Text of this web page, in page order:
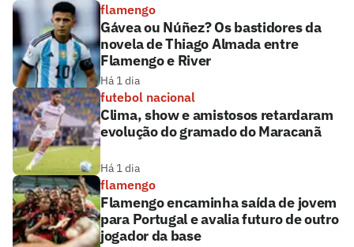
flamengo
Gávea ou Núñez? Os bastidores da
novela de Thiago Almada entre
Flamengo e River
Há 1 dia
futebol nacional
Clima, show e amistosos retardaram
evolução do gramado do Maracanã
Há 1 dia
flamengo
Flamengo encaminha saída de jovem
para Portugal e avalia futuro de outro
jogador da base